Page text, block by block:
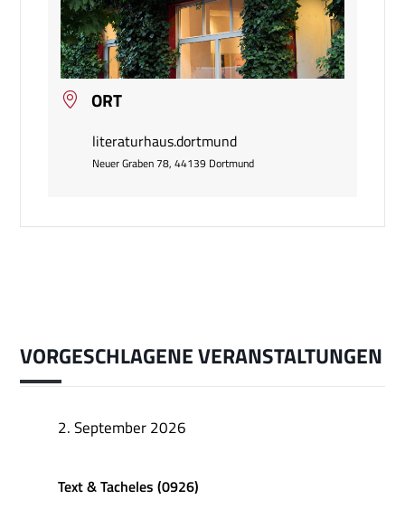
ORT
literaturhaus.dortmund
Neuer Graben 78, 44139 Dortmund
VORGESCHLAGENE VERANSTALTUNGEN
2. September 2026
Text & Tacheles (0926)